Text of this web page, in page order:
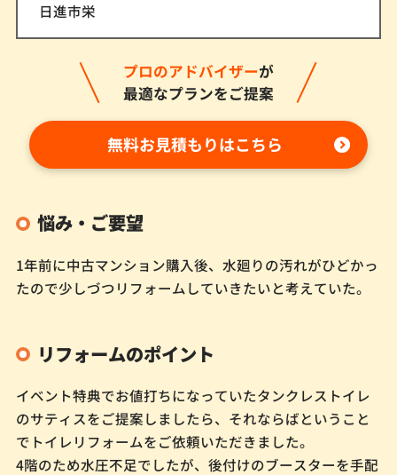
日進市栄
プロのアドバイザーが
最適なプランをご提案
無料お見積もりはこちら
悩み・ご要望
1年前に中古マンション購入後、水廻りの汚れがひどかっ
たので少しづつリフォームしていきたいと考えていた。
リフォームのポイント
イベント特典でお値打ちになっていたタンクレストイレ
のサティスをご提案しましたら、それならばということ
でトイレリフォームをご依頼いただきました。
4階のため水圧不足でしたが、後付けのブースターを手配